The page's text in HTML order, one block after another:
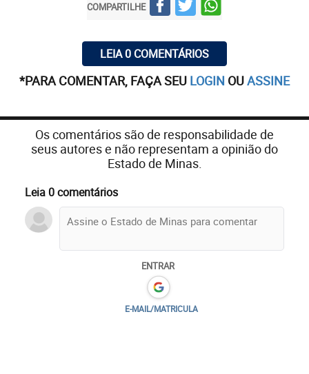
COMPARTILHE
LEIA 0 COMENTÁRIOS
*PARA COMENTAR, FAÇA SEU LOGIN OUASSINE
Os comentários são de responsabilidade de
seus autores e não representam a opinião do
Estado de Minas.
Leia 0 comentários
ENTRAR
E-MAIL/MATRICULA